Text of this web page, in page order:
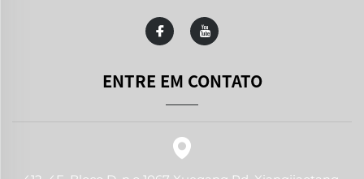
ENTRE EM CONTATO